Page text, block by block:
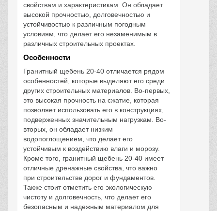
свойствам и характеристикам. Он обладает
высокой прочностью, долговечностью и
устойчивостью к различным погодным
условиям, что делает его незаменимым в
различных строительных проектах.
Особенности
Гранитный щебень 20-40 отличается рядом
особенностей, которые выделяют его среди
других строительных материалов. Во-первых,
это высокая прочность на сжатие, которая
позволяет использовать его в конструкциях,
подверженных значительным нагрузкам. Во-
вторых, он обладает низким
водопоглощением, что делает его
устойчивым к воздействию влаги и морозу.
Кроме того, гранитный щебень 20-40 имеет
отличные дренажные свойства, что важно
при строительстве дорог и фундаментов.
Также стоит отметить его экологическую
чистоту и долговечность, что делает его
безопасным и надежным материалом для